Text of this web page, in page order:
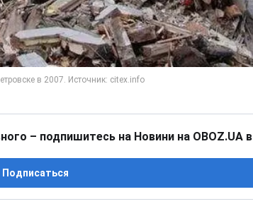
– подпишитесь на Новини на OBOZ.UA в
Подписаться